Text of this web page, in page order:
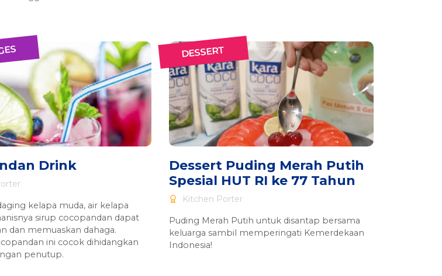
Drink
kelapa muda, air kelapa
sirup cocopandan dapat
dan memuaskan dahaga.
ini cocok dihidangkan
penutup.
Dessert Puding Merah Putih
Spesial HUT RI ke 77 Tahun
Kitchen Porter
Puding Merah Putih untuk disantap bersama
keluarga sambil memperingati Kemerdekaan
Indonesia!
DESSERT